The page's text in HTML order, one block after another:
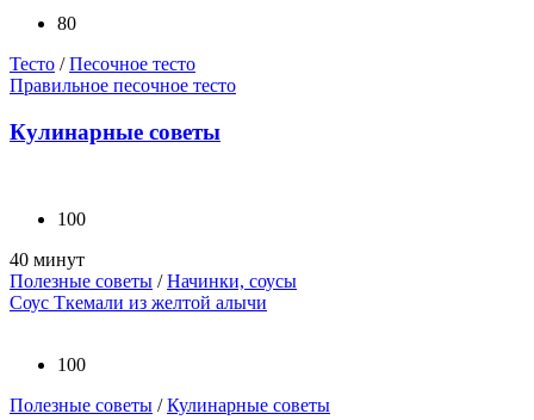
80
Тесто /Песочное тесто
Правильное песочное тесто
Кулинарные советы
100
40 минут
Полезные советы /Начинки, соусы
Соус Ткемали из желтой алычи
100
Полезные советы /Кулинарные советы